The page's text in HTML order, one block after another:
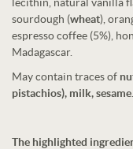
sourdough (wheat),
espresso coffee (5%),
Madagascar.
May contain traces of
pistachios), milk, sesame
The highlighted